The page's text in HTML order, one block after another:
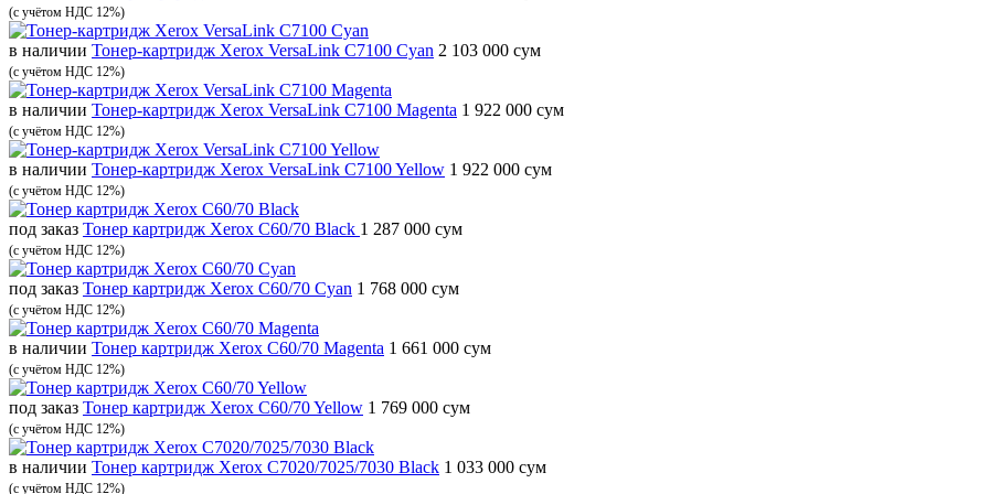
(с учётом НДС 12%)
в наличии Тонер-картридж Xerox VersaLink C7100 Cyan 2 103 000 сум
(с учётом НДС 12%)
в наличии Тонер-картридж Xerox VersaLink C7100 Magenta 1 922 000 сум
(с учётом НДС 12%)
в наличии Тонер-картридж Xerox VersaLink C7100 Yellow 1 922 000 сум
(с учётом НДС 12%)
под заказ Тонер картридж Xerox C60/70 Black 1 287 000 сум
(с учётом НДС 12%)
под заказ Тонер картридж Xerox C60/70 Cyan 1 768 000 сум
(с учётом НДС 12%)
в наличии Тонер картридж Xerox C60/70 Magenta 1 661 000 сум
(с учётом НДС 12%)
под заказ Тонер картридж Xerox C60/70 Yellow 1 769 000 сум
(с учётом НДС 12%)
в наличии Тонер картридж Xerox C7020/7025/7030 Black 1 033 000 сум
(с учётом НДС 12%)